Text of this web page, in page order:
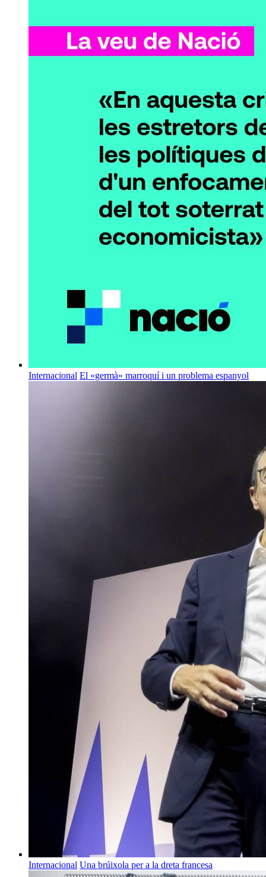
Internacional El «germà» marroquí i un problema espanyol
Internacional Una brúixola per a la dreta francesa